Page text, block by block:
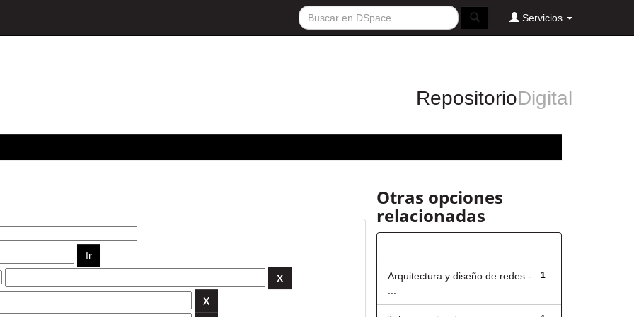
Servicios
RepositorioDigital
Otras opciones
relacionadas
1
Arquitectura y diseño de redes -